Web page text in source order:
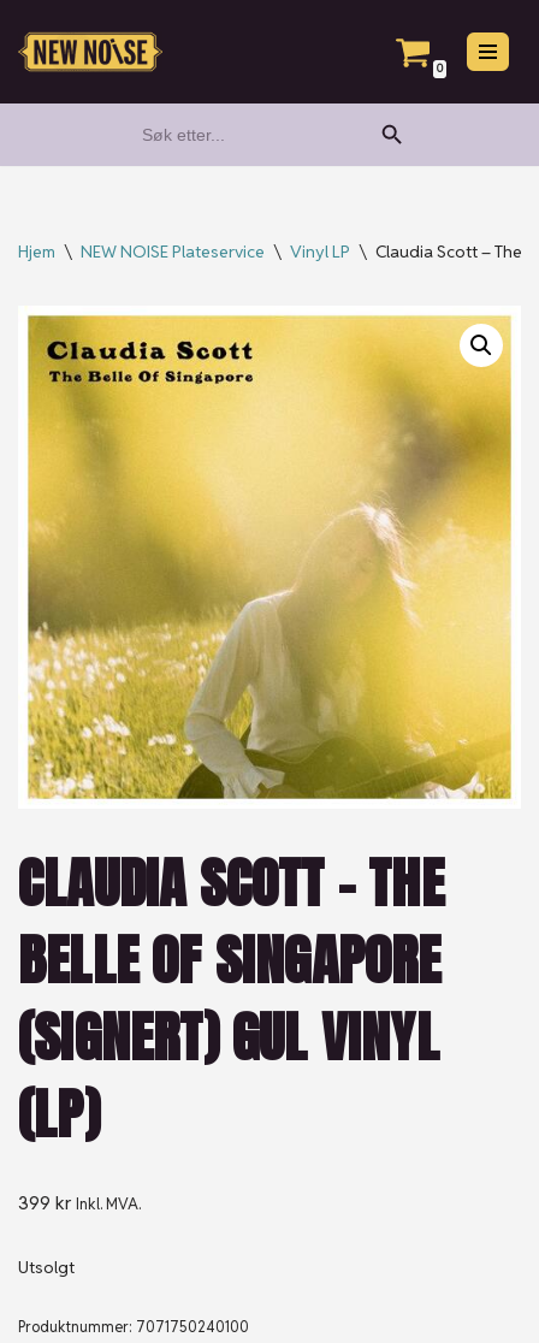
Hopp
0
for:
Search Button
Hjem \ NEW NOISE Plateservice \ Vinyl LP \ Claudia Scott – The
CLAUDIA SCOTT – THE
BELLE OF SINGAPORE
(SIGNERT) GUL VINYL
(LP)
399 kr Inkl. MVA.
Utsolgt
Produktnummer: 7071750240100